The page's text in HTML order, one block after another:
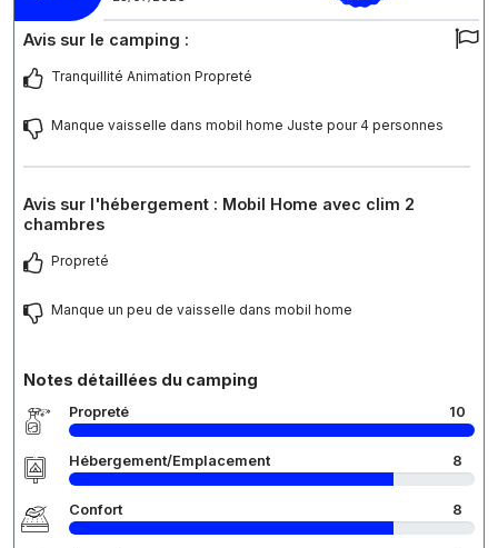
Avis sur le camping :
Tranquillité Animation Propreté
Manque vaisselle dans mobil home Juste pour 4 personnes
Avis sur l'hébergement : Mobil Home avec clim 2
chambres
Propreté
Manque un peu de vaisselle dans mobil home
Notes détaillées du camping
Propreté 10
Hébergement/Emplacement 8
Confort 8